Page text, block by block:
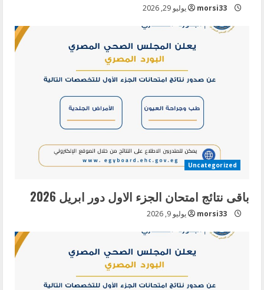
morsi33 يوليو 29, 2026
Uncategorized
باقى نتائج امتحان الجزء الاول دور ابريل 2026
morsi33 يوليو 9, 2026